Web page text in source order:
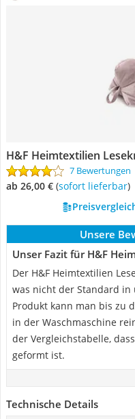
H&F Heimtextilien
7 Bewertungen
ab 26,00 € ( Sofort lieferbar)
Unsere
Unser Fazit für H&F
Der H&F Heimtextilien
was nicht der Standard in
Produkt kann man bis zu
in der Waschmaschine
der Vergleichstabelle,
geformt ist.
Technische Details